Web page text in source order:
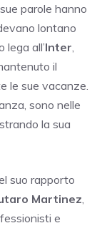
parole hanno
lontano
lega all’Inter,
il
le sue vacanze.
sono nelle
la sua
suo rapporto
Martinez,
e